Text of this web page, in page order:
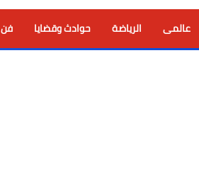
عالمى الرياضة حوادث وقضايا فن